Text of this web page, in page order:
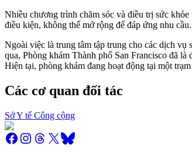
Nhiều chương trình chăm sóc và điều trị sức
điều kiện, không thể mở rộng để đáp ứng nhu cầu.
Ngoài việc là trung tâm tập trung cho các dịch vụ
qua, Phòng khám Thành phố San Francisco đã
Hiện tại, phòng khám đang hoạt động tại một
Các cơ quan đối tác
Sở Y tế Công cộng